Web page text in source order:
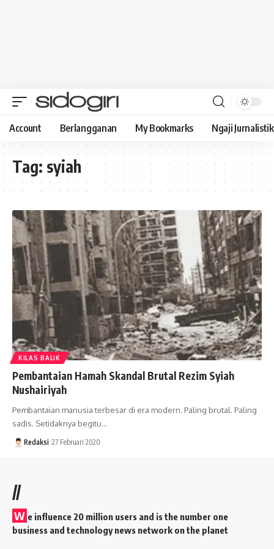
Account Berlangganan My Bookmarks Ngaji Jurnalistik
Tag: syiah
KILAS BALIK
Pembantaian Hamah Skandal Brutal Rezim Syiah
Nushairiyah
Pembantaian manusia terbesar di era modern. Paling brutal. Paling
sadis. Setidaknya begitu…
Redaksi 27 Februari 2020
//
W e influence 20 million users and is the number one
business and technology news network on the planet